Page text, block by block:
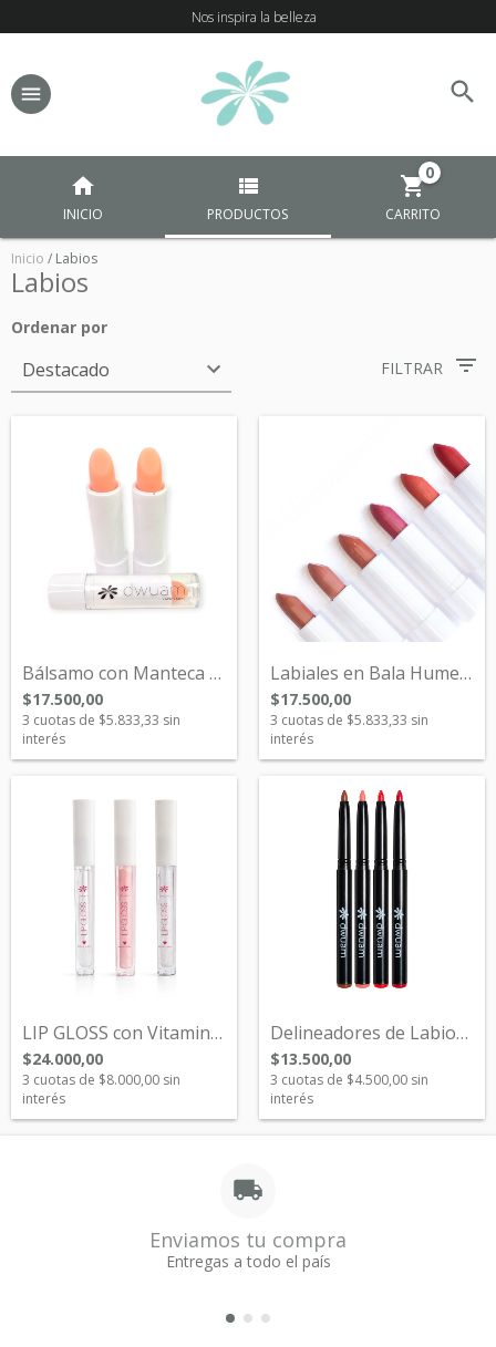
Nos inspira la belleza
INICIO PRODUCTOS CARRITO
0
Inicio / Labios
Labios
Ordenar por
FILTRAR
Bálsamo con Manteca de Karité Nuevo!!
$17.500,00
3 cuotas de $5.833,33 sin
interés
Labiales en Bala Humectantes
$17.500,00
3 cuotas de $5.833,33 sin
interés
LIP GLOSS con Vitamina E
$24.000,00
3 cuotas de $8.000,00 sin
interés
Delineadores de Labios Nuevo Lanzamiento...
$13.500,00
3 cuotas de $4.500,00 sin
interés
Enviamos tu compra
Entregas a todo el país